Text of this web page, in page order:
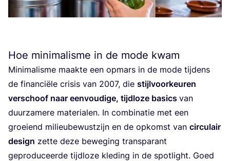
Hoe minimalisme in de mode kwam
Mini­ma­lis­me maak­te een opmars in de mode tij­dens
de finan­ci­ë­le cri­sis van 2007, die stijl­voor­keu­ren
ver­schoof naar een­vou­di­ge, tijd­lo­ze basics van
duur­za­me­re mate­ri­a­len. In com­bi­na­tie met een
groei­end mili­eu­be­wust­zijn en de opkomst van cir­cu­lair
design zet­te deze bewe­ging trans­pa­rant
gepro­du­ceer­de tijd­lo­ze kle­ding in de spot­light. Goed